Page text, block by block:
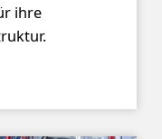
ihre